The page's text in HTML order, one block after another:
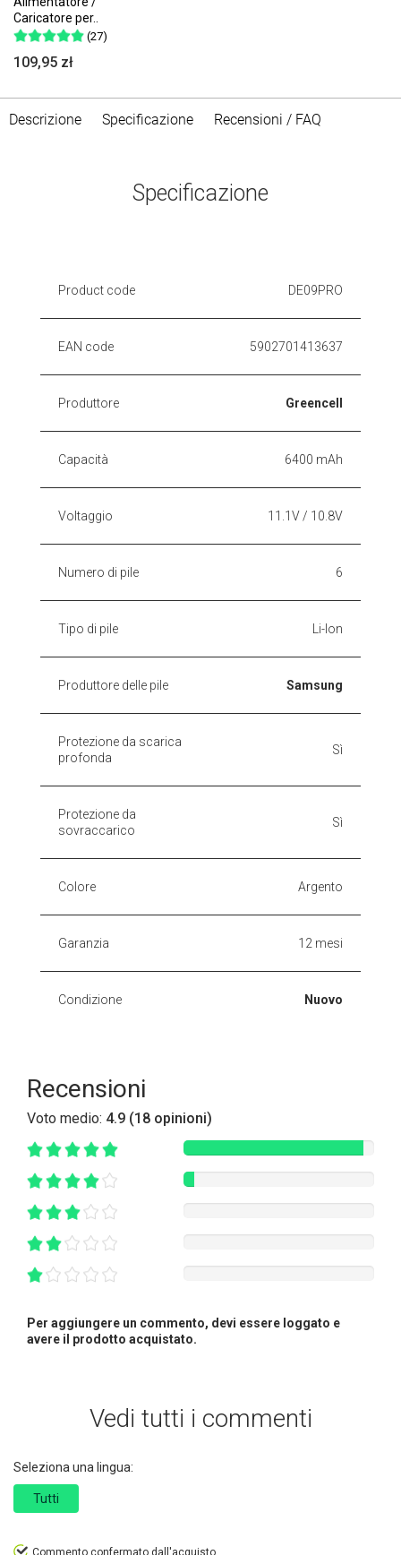
Caricatore per..
(27)
109,95 zł
Descrizione Specificazione Recensioni / FAQ
Specificazione
Product code DE09PRO
EAN code 5902701413637
Produttore Greencell
Capacità 6400 mAh
Voltaggio 11.1V / 10.8V
Numero di pile 6
Tipo di pile Li-Ion
Produttore delle pile Samsung
Protezione da scarica
profonda
Sì
Protezione da
sovraccarico
Sì
Colore Argento
Garanzia 12 mesi
Condizione Nuovo
Recensioni
Voto medio: 4.9 (18 opinioni)
Per aggiungere un commento, devi essere loggato e
avere il prodotto acquistato.
Vedi tutti i commenti
Seleziona una lingua:
Tutti
Commento confermato dall'acquisto